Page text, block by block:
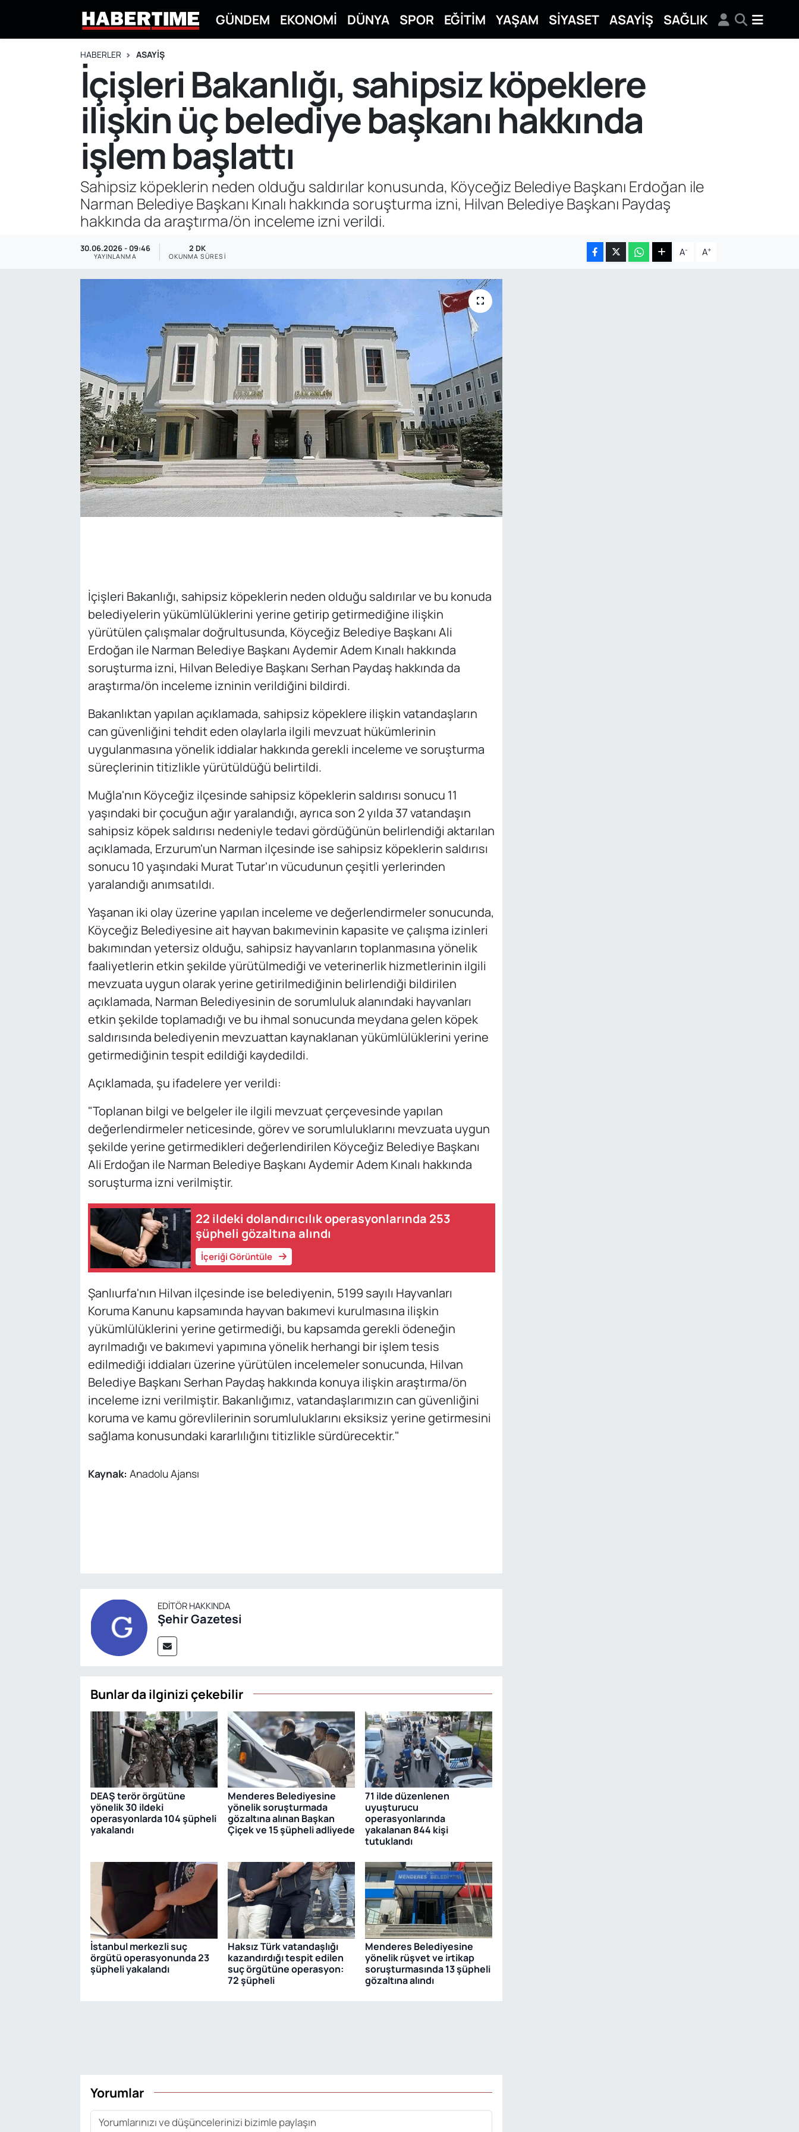
GÜNDEM EKONOMİ DÜNYA SPOR EĞİTİM YAŞAM SİYASET ASAYİŞ SAĞLIK
HABERLER ASAYİŞ
İçişleri Bakanlığı, sahipsiz köpeklere
ilişkin üç belediye başkanı hakkında
işlem başlattı
Sahipsiz köpeklerin neden olduğu saldırılar konusunda, Köyceğiz Belediye Başkanı Erdoğan ile
Narman Belediye Başkanı Kınalı hakkında soruşturma izni, Hilvan Belediye Başkanı Paydaş
hakkında da araştırma/ön inceleme izni verildi.
30.06.2026 - 09:46
YAYINLANMA
2 DK
OKUNMA SÜRESI A- A+
İçişleri Bakanlığı, sahipsiz köpeklerin neden olduğu saldırılar ve bu konuda
belediyelerin yükümlülüklerini yerine getirip getirmediğine ilişkin
yürütülen çalışmalar doğrultusunda, Köyceğiz Belediye Başkanı Ali
Erdoğan ile Narman Belediye Başkanı Aydemir Adem Kınalı hakkında
soruşturma izni, Hilvan Belediye Başkanı Serhan Paydaş hakkında da
araştırma/ön inceleme izninin verildiğini bildirdi.
Bakanlıktan yapılan açıklamada, sahipsiz köpeklere ilişkin vatandaşların
can güvenliğini tehdit eden olaylarla ilgili mevzuat hükümlerinin
uygulanmasına yönelik iddialar hakkında gerekli inceleme ve soruşturma
süreçlerinin titizlikle yürütüldüğü belirtildi.
Muğla'nın Köyceğiz ilçesinde sahipsiz köpeklerin saldırısı sonucu 11
yaşındaki bir çocuğun ağır yaralandığı, ayrıca son 2 yılda 37 vatandaşın
sahipsiz köpek saldırısı nedeniyle tedavi gördüğünün belirlendiği aktarılan
açıklamada, Erzurum'un Narman ilçesinde ise sahipsiz köpeklerin saldırısı
sonucu 10 yaşındaki Murat Tutar'ın vücudunun çeşitli yerlerinden
yaralandığı anımsatıldı.
Yaşanan iki olay üzerine yapılan inceleme ve değerlendirmeler sonucunda,
Köyceğiz Belediyesine ait hayvan bakımevinin kapasite ve çalışma izinleri
bakımından yetersiz olduğu, sahipsiz hayvanların toplanmasına yönelik
faaliyetlerin etkin şekilde yürütülmediği ve veterinerlik hizmetlerinin ilgili
mevzuata uygun olarak yerine getirilmediğinin belirlendiği bildirilen
açıklamada, Narman Belediyesinin de sorumluluk alanındaki hayvanları
etkin şekilde toplamadığı ve bu ihmal sonucunda meydana gelen köpek
saldırısında belediyenin mevzuattan kaynaklanan yükümlülüklerini yerine
getirmediğinin tespit edildiği kaydedildi.
Açıklamada, şu ifadelere yer verildi:
"Toplanan bilgi ve belgeler ile ilgili mevzuat çerçevesinde yapılan
değerlendirmeler neticesinde, görev ve sorumluluklarını mevzuata uygun
şekilde yerine getirmedikleri değerlendirilen Köyceğiz Belediye Başkanı
Ali Erdoğan ile Narman Belediye Başkanı Aydemir Adem Kınalı hakkında
soruşturma izni verilmiştir.
22 ildeki dolandırıcılık operasyonlarında 253
şüpheli gözaltına alındı
İçeriği Görüntüle
Şanlıurfa'nın Hilvan ilçesinde ise belediyenin, 5199 sayılı Hayvanları
Koruma Kanunu kapsamında hayvan bakımevi kurulmasına ilişkin
yükümlülüklerini yerine getirmediği, bu kapsamda gerekli ödeneğin
ayrılmadığı ve bakımevi yapımına yönelik herhangi bir işlem tesis
edilmediği iddiaları üzerine yürütülen incelemeler sonucunda, Hilvan
Belediye Başkanı Serhan Paydaş hakkında konuya ilişkin araştırma/ön
inceleme izni verilmiştir. Bakanlığımız, vatandaşlarımızın can güvenliğini
koruma ve kamu görevlilerinin sorumluluklarını eksiksiz yerine getirmesini
sağlama konusundaki kararlılığını titizlikle sürdürecektir."
Kaynak: Anadolu Ajansı
EDITÖR HAKKINDA
Şehir Gazetesi
Bunlar da ilginizi çekebilir
DEAŞ terör örgütüne
yönelik 30 ildeki
operasyonlarda 104 şüpheli
yakalandı
Menderes Belediyesine
yönelik soruşturmada
gözaltına alınan Başkan
Çiçek ve 15 şüpheli adliyede
71 ilde düzenlenen
uyuşturucu
operasyonlarında
yakalanan 844 kişi
tutuklandı
İstanbul merkezli suç
örgütü operasyonunda 23
şüpheli yakalandı
Haksız Türk vatandaşlığı
kazandırdığı tespit edilen
suç örgütüne operasyon:
72 şüpheli
Menderes Belediyesine
yönelik rüşvet ve irtikap
soruşturmasında 13 şüpheli
gözaltına alındı
Yorumlar
Eskişehir Hava Durumu
Eskişehir Namaz Vakitleri
Eskişehir Trafik Yoğunluk Haritası
Süper Lig Puan Durumu ve Fikstür
Tüm Manşetler
Son Dakika Haberleri